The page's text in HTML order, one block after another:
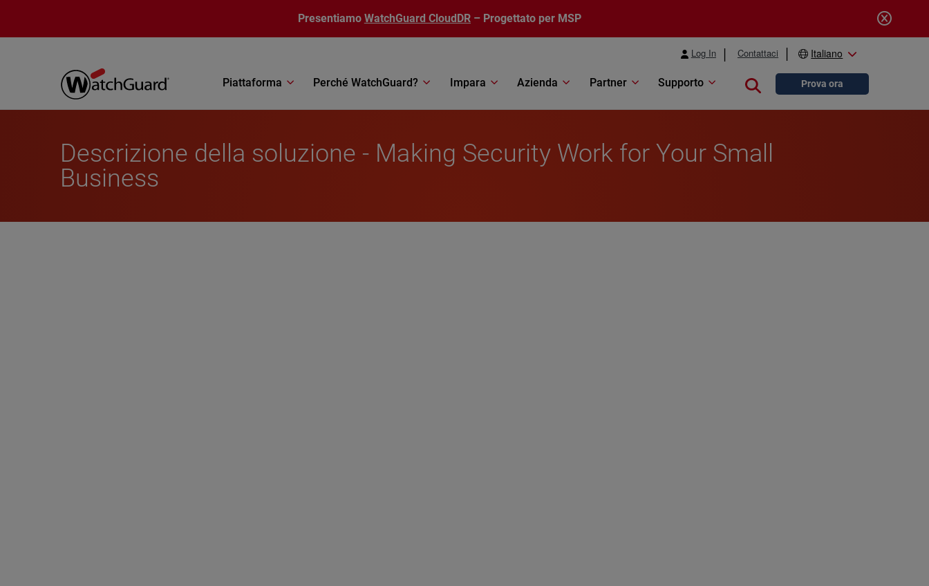
Presentiamo WatchGuard CloudDR – Progettato per MSP
Log In Contattaci Italiano
Piattaforma Perché WatchGuard? Impara Azienda Partner Supporto Close searchProva ora
Descrizione della soluzione - Making Security Work for Your Small
Business